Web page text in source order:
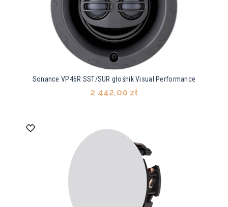
Sonance VP46R SST/SUR głośnik Visual Performance
2 442,00 zł